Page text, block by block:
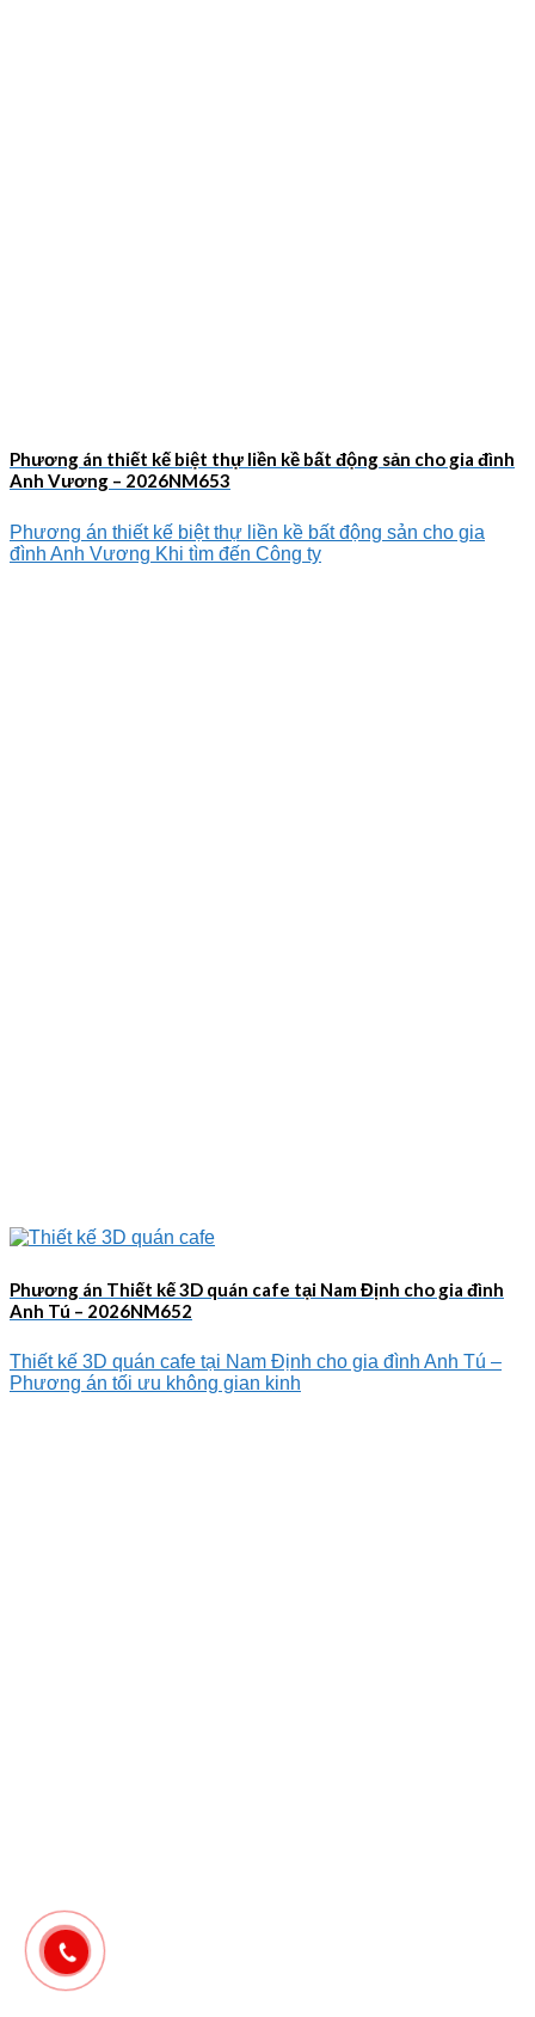
Phương án thiết kế biệt thự liền kề bất động sản cho gia đình
Anh Vương – 2026NM653
Phương án thiết kế biệt thự liền kề bất động sản cho gia
đình Anh Vương Khi tìm đến Công ty
Phương án Thiết kế 3D quán cafe tại Nam Định cho gia đình
Anh Tú – 2026NM652
Thiết kế 3D quán cafe tại Nam Định cho gia đình Anh Tú –
Phương án tối ưu không gian kinh